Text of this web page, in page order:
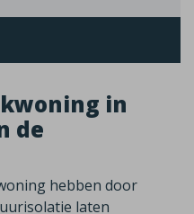
in
de
hebben door
laten